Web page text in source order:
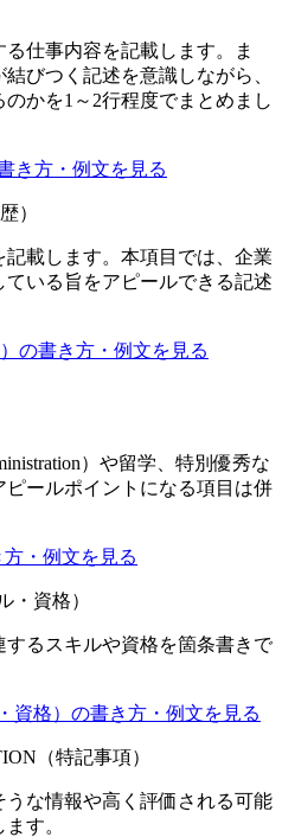
仕事内容を記載します。ま
びつく記述を意識しながら、
かを1～2行程度でまとめまし
き方・例文を見る
）
載します。本項目では、企業
いる旨をアピールできる記述
の書き方・例文を見る
）や留学、特別優秀な
ールポイントになる項目は併
・例文を見る
資格）
るスキルや資格を箇条書きで
資格）の書き方・例文を見る
（特記事項）
な情報や高く評価される可能
す。